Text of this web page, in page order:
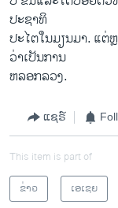
ປະຊາທິ
ປະ​ໄຕ​ໃນມຽນມາ. ​ແຕ່
ວ່າເປັນການ
ຫລອກ​ລວງ.
ແຊຣ໌
This item is part of
ຂ່າວ
ເອເຊຍ